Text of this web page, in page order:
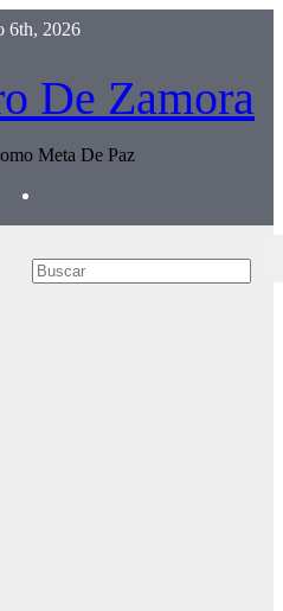
6th, 2026
De Zamora
Meta De Paz